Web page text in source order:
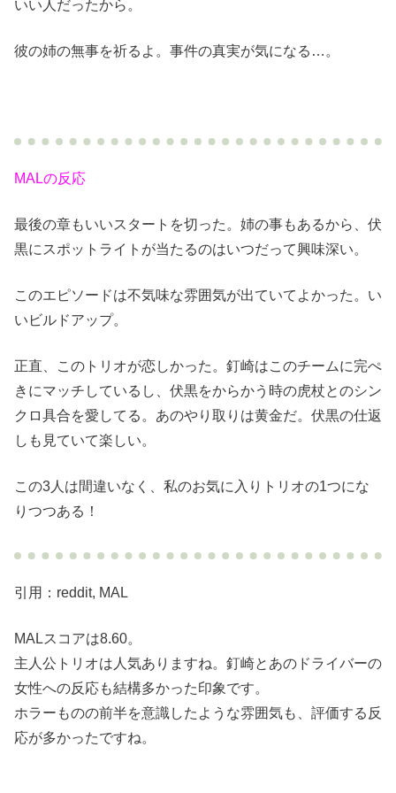
いい人だったから。
彼の姉の無事を祈るよ。事件の真実が気になる…。
MALの反応
最後の章もいいスタートを切った。姉の事もあるから、伏
黒にスポットライトが当たるのはいつだって興味深い。
このエピソードは不気味な雰囲気が出ていてよかった。い
いビルドアップ。
正直、このトリオが恋しかった。釘崎はこのチームに完ぺ
きにマッチしているし、伏黒をからかう時の虎杖とのシン
クロ具合を愛してる。あのやり取りは黄金だ。伏黒の仕返
しも見ていて楽しい。
この3人は間違いなく、私のお気に入りトリオの1つにな
りつつある！
引用：reddit, MAL
MALスコアは8.60。
主人公トリオは人気ありますね。釘崎とあのドライバーの
女性への反応も結構多かった印象です。
ホラーものの前半を意識したような雰囲気も、評価する反
応が多かったですね。